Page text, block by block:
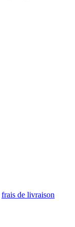
frais de livraison